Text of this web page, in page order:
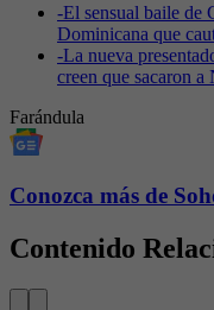
-El sensual baile de
Dominicana que
-La nueva
creen que sacaron a
Farándula
Conozca más de
Contenido